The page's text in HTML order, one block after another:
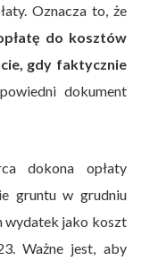
Oznacza to, że
do kosztów
gdy faktycznie
dokument
dokona opłaty
gruntu w grudniu
wydatek jako koszt
Ważne jest, aby